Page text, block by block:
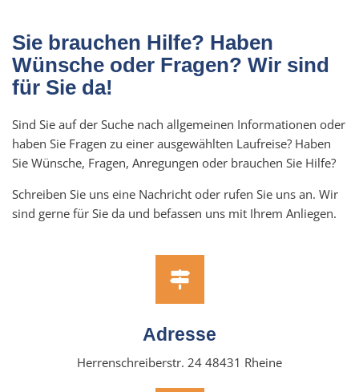
Sie brauchen Hilfe? Haben
Wünsche oder Fragen? Wir sind
für Sie da!
Sind Sie auf der Suche nach allgemeinen Informationen oder
haben Sie Fragen zu einer ausgewählten Laufreise? Haben
Sie Wünsche, Fragen, Anregungen oder brauchen Sie Hilfe?
Schreiben Sie uns eine Nachricht oder rufen Sie uns an. Wir
sind gerne für Sie da und befassen uns mit Ihrem Anliegen.
Adresse
Herrenschreiberstr. 24 48431 Rheine